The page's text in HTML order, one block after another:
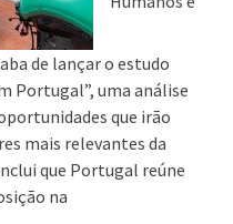
de lançar o estudo
Portugal”, uma análise
que irão
mais relevantes da
que Portugal reúne
na